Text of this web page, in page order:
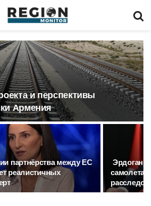
и перспективы
Армения
партнёрства между ЕС
реалистичных
Эрдоган:
самолета